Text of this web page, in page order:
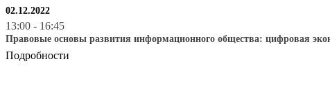
02.12.2022
13:00 - 16:45
Правовые основы развития информационного общества: цифровая
Подробности